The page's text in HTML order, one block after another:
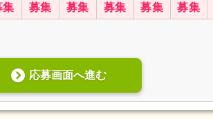
集 募集 募集 募集 募集 募集
応募画面へ進む